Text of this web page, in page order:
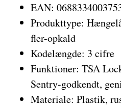
EAN:
Produkttype:
fler-opkald
Kodelængde: 3 cifre
Funktioner: TSA
Sentry-godkendt,
Materiale: Plastik,